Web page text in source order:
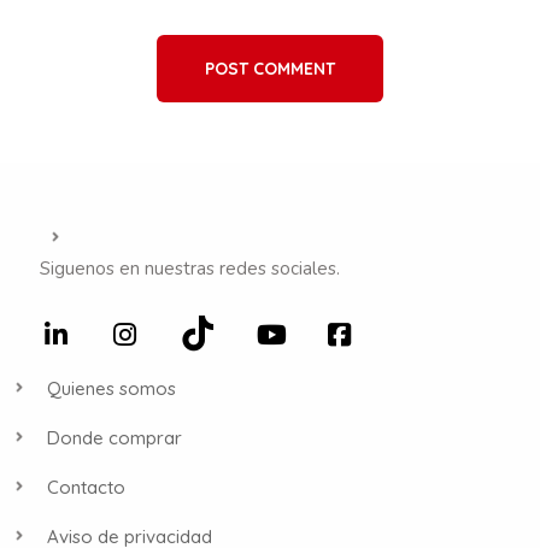
POST COMMENT
Siguenos en nuestras redes sociales.
Quienes somos
Donde comprar
Contacto
Aviso de privacidad